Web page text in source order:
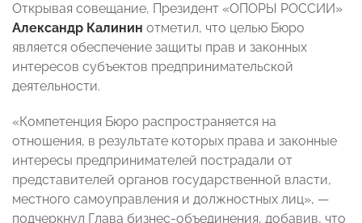
Открывая совещание, Президент «ОПОРЫ РОССИИ»
Александр Калинин отметил, что целью Бюро
является обеспечение защиты прав и законных
интересов субъектов предпринимательской
деятельности.
«Компетенция Бюро распространяется на
отношения, в результате которых права и законные
интересы предпринимателей пострадали от
представителей органов государственной власти,
местного самоуправления и должностных лиц», —
подчеркнул Глава бизнес-объединения, добавив, что